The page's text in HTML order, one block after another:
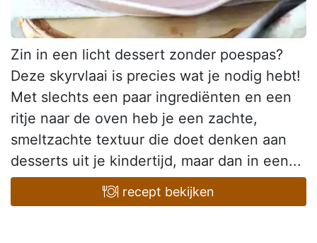
Zin in een licht dessert zonder poespas?
Deze skyrvlaai is precies wat je nodig hebt!
Met slechts een paar ingrediënten en een
ritje naar de oven heb je een zachte,
smeltzachte textuur die doet denken aan
desserts uit je kindertijd, maar dan in een...
recept bekijken